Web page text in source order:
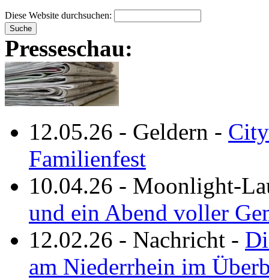
Diese Website durchsuchen:
Presseschau:
12.05.26 - Geldern -
Familienfest
10.04.26 - Moonlight-
und ein Abend voller
12.02.26 - Nachricht -
am Niederrhein im